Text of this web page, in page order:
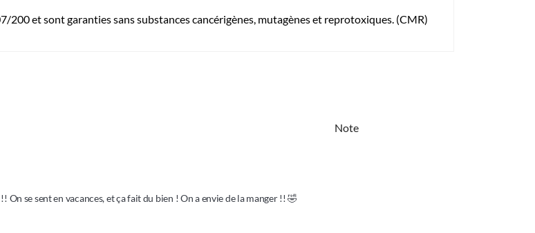
200 et sont garanties sans substances cancérigènes, mutagènes et reprotoxiques. (CMR)
Note
On se sent en vacances, et ça fait du bien ! On a envie de la manger !! 🤣